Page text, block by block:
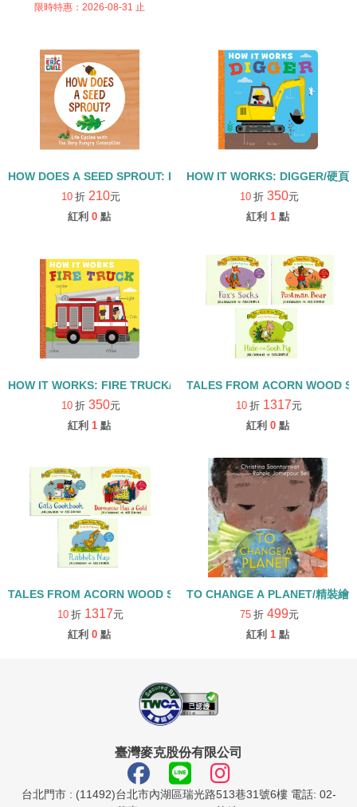
限時特惠：2026-08-31 止
HOW DOES A SEED SPROUT: LIFE CYCLES WITH THE VERY
10 折 210元
紅利 0 點
HOW IT WORKS: DIGGER/硬頁
10 折 350元
紅利 1 點
HOW IT WORKS: FIRE TRUCK/硬頁書
10 折 350元
紅利 1 點
TALES FROM ACORN WOOD
10 折 1317元
紅利 0 點
TALES FROM ACORN WOOD STORY COLLECTION 生活日常組/
10 折 1317元
紅利 0 點
TO CHANGE A PLANET/精裝繪
75 折 499元
紅利 1 點
臺灣麥克股份有限公司
台北門市 : (11492)台北市內湖區瑞光路513巷31號6樓 電話: 02-